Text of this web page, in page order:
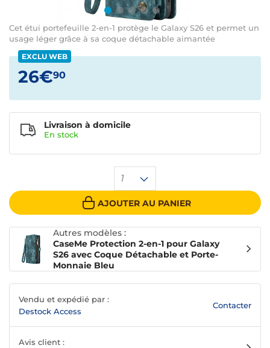
Cet étui portefeuille 2-en-1 protège le Galaxy S26 et permet un
usage léger grâce à sa coque détachable aimantée
EXCLU WEB
26€90
1
AJOUTER AU PANIER
Livraison à domicile
En stock
Autres modèles :
CaseMe Protection 2-en-1 pour Galaxy
S26 avec Coque Détachable et Porte-
Monnaie Bleu
Vendu et expédié par :
Destock Access
Contacter
Avis client :